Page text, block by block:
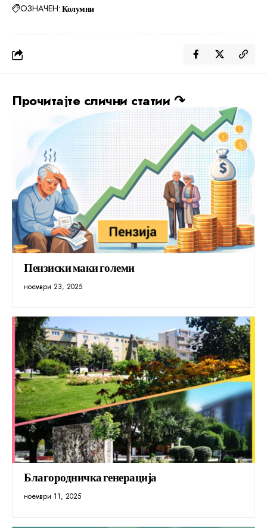
ОЗНАЧЕН: Колумни
Прочитајте слични статии ↷
Пензиски маки големи
ноември 23, 2025
Благородничка генерација
ноември 11, 2025